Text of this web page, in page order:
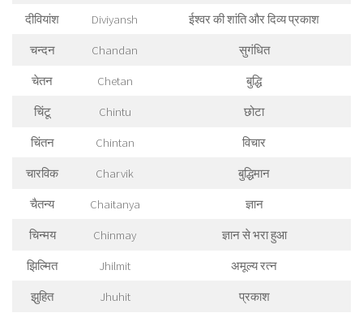
दीवियांश Diviyansh
ईश्वर की शांति और दिव्य प्रकाश
चन्दन
Chandan
सुगंधित
चेतन
Chetan
बुद्धि
चिंटू
Chintu
छोटा
चिंतन
Chintan
विचार
चारविक
Charvik
बुद्धिमान
चैतन्य
Chaitanya
ज्ञान
चिन्मय
Chinmay
ज्ञान से भरा हुआ
झिल्मित
Jhilmit
अमूल्य रत्न
झुहित
Jhuhit
प्रकाश